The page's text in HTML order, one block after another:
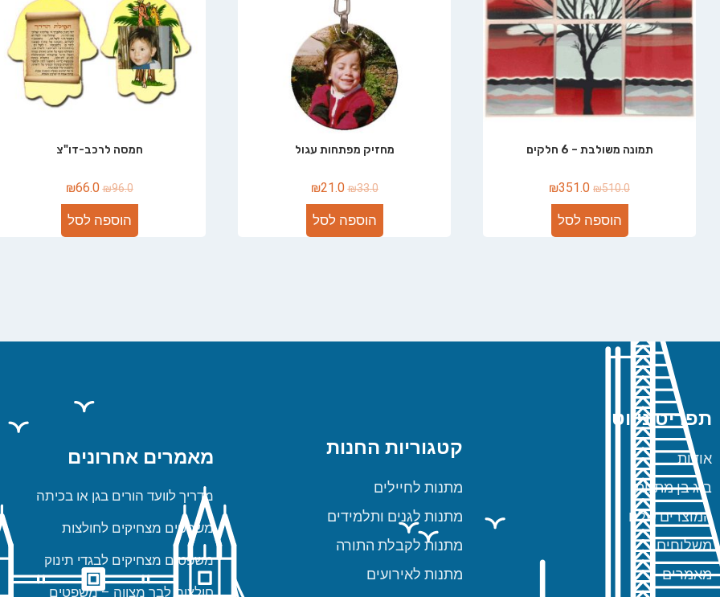
תמונה משולבת – 6 חלקים
₪510.0
₪351.0
הוספה לסל
מחזיק מפתחות עגול
₪33.0
₪21.0
הוספה לסל
חמסה לרכב-דו"צ
₪96.0
₪66.0
הוספה לסל
תפריט ניווט
אודות
ביג בן מתנות
המוצרים שלנו
משלוחים
מאמרים
קטגוריות החנות
מתנות לחיילים
מתנות לגנים ותלמידים
מתנות לקבלת התורה
מתנות לאירועים
מאמרים אחרונים
מדריך לוועד הורים בגן או בכיתה
משפטים מצחיקים לחולצות
משפטים מצחיקים לבגדי תינוק
חולצות לבר מצווה – משפטים